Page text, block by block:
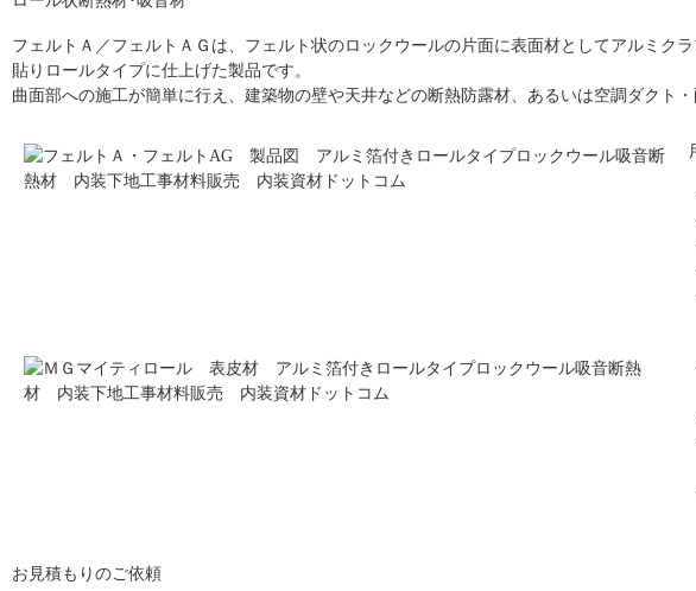
フェルトＡ／フェルトＡＧは、フェルト状のロックウールの片面に表面材としてアルミ
貼りロールタイプに仕上げた製品です。
曲面部への施工が簡単に行え、建築物の壁や天井などの断熱防露材、あるいは空調ダクト
お見積もりのご依頼